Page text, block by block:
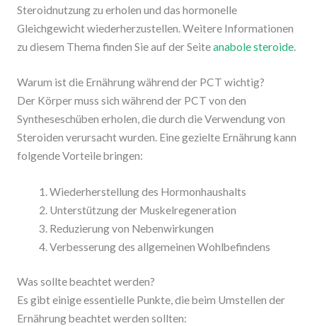
Steroidnutzung zu erholen und das hormonelle
Gleichgewicht wiederherzustellen. Weitere Informationen
zu diesem Thema finden Sie auf der Seiteanabole steroide.
Warum ist die Ernährung während der PCT wichtig?
Der Körper muss sich während der PCT von den
Syntheseschüben erholen, die durch die Verwendung von
Steroiden verursacht wurden. Eine gezielte Ernährung kann
folgende Vorteile bringen:
Wiederherstellung des Hormonhaushalts
Unterstützung der Muskelregeneration
Reduzierung von Nebenwirkungen
Verbesserung des allgemeinen Wohlbefindens
Was sollte beachtet werden?
Es gibt einige essentielle Punkte, die beim Umstellen der
Ernährung beachtet werden sollten: